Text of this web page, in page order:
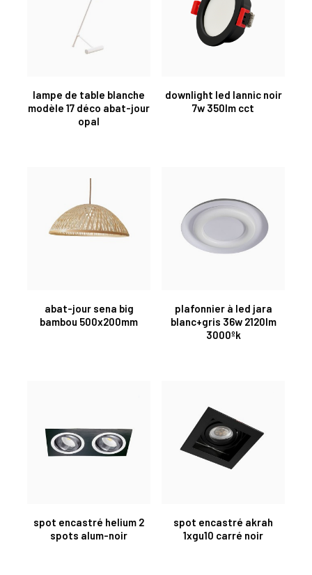
lampe de table blanche
modèle 17 déco abat-jour
opal
downlight led lannic noir
7w 350lm cct
abat-jour sena big
bambou 500x200mm
plafonnier à led jara
blanc+gris 36w 2120lm
3000ºk
spot encastré helium 2
spots alum-noir
spot encastré akrah
1xgu10 carré noir